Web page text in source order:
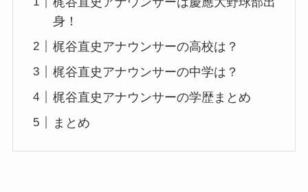
身！
梶谷直史アナウンサーの高校は？
梶谷直史アナウンサーの中学は？
梶谷直史アナウンサーの学歴まとめ
まとめ